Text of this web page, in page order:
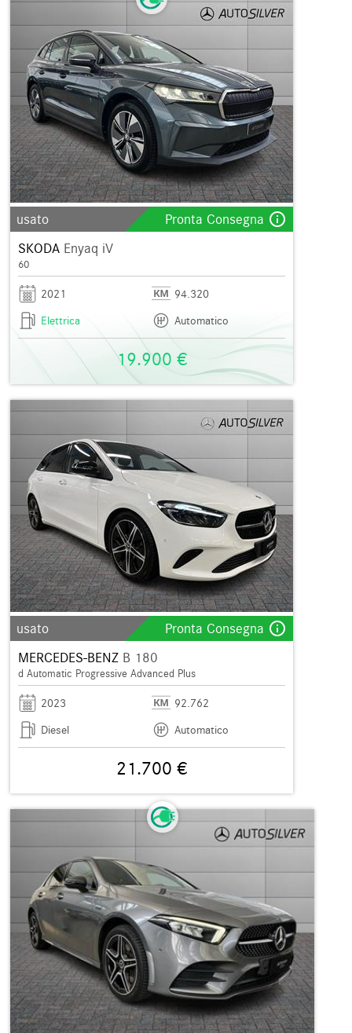
usato Pronta Consegna info_outline
SKODA Enyaq iV
60
2021
94.320
Elettrica
Automatico
19.900 €
usato Pronta Consegna info_outline
MERCEDES-BENZ B 180
d Automatic Progressive Advanced Plus
2023
92.762
Diesel
Automatico
21.700 €